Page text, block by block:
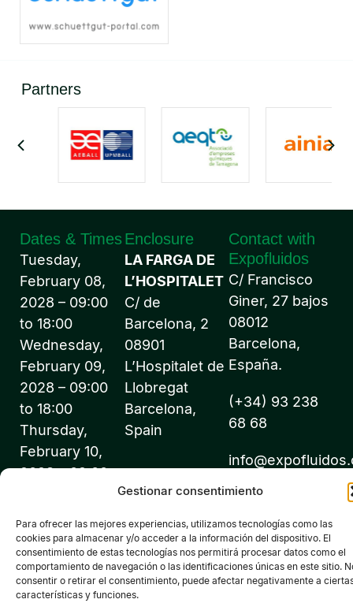
Gestionar consentimiento
Para ofrecer las mejores experiencias, utilizamos tecnologías como las
cookies para almacenar y/o acceder a la información del dispositivo. El
consentimiento de estas tecnologías nos permitirá procesar datos como el
comportamiento de navegación o las identificaciones únicas en este sitio.
consentir o retirar el consentimiento, puede afectar negativamente a
características y funciones.
Partners
Dates & Times
Tuesday,
February 08,
2028 – 09:00
to 18:00
Wednesday,
February 09,
2028 – 09:00
to 18:00
Thursday,
February 10,
2028 – 09:00
Enclosure
LA FARGA DE
L’HOSPITALET
C/ de
Barcelona, 2
08901
L’Hospitalet de
Llobregat
Barcelona,
Spain
Contact with
Expofluidos
C/ Francisco
Giner, 27 bajos
08012
Barcelona,
España.
(+34) 93 238
68 68
©2026 Expofluidos® - All rights reserved - Organized by: